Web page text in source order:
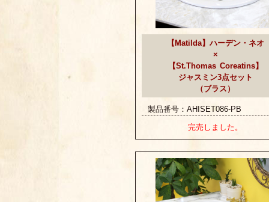
【Matilda】ハーデン・ネオ
×
【St.Thomas Coreatins】
ジャスミン3点セット
（ブラス）
製品番号：AHISET086-PB
完売しました。